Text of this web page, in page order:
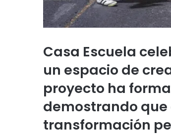
Casa Escuela
un espacio de
proyecto ha
demostrando
transformación